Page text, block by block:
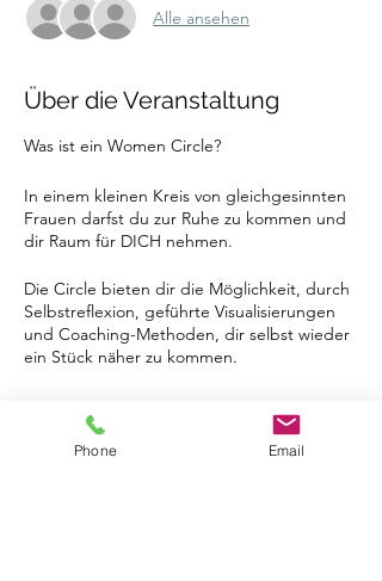
Alle ansehen
Über die Veranstaltung
Was ist ein Women Circle?
In einem kleinen Kreis von gleichgesinnten
Frauen darfst du zur Ruhe zu kommen und
dir Raum für DICH nehmen.
Die Circle bieten dir die Möglichkeit, durch
Selbstreflexion, geführte Visualisierungen
und Coaching-Methoden, dir selbst wieder
ein Stück näher zu kommen.
in dir entdecken, nach der du dich
ausrichten kannst.
Tickets
Phone Email